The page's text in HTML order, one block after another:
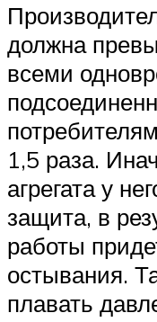
должна
всеми
1,5 раза.
агрегата у
защита, в
работы
остывания.
плавать